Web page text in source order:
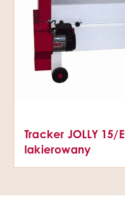
Tracker JOLLY 15/E
lakierowany